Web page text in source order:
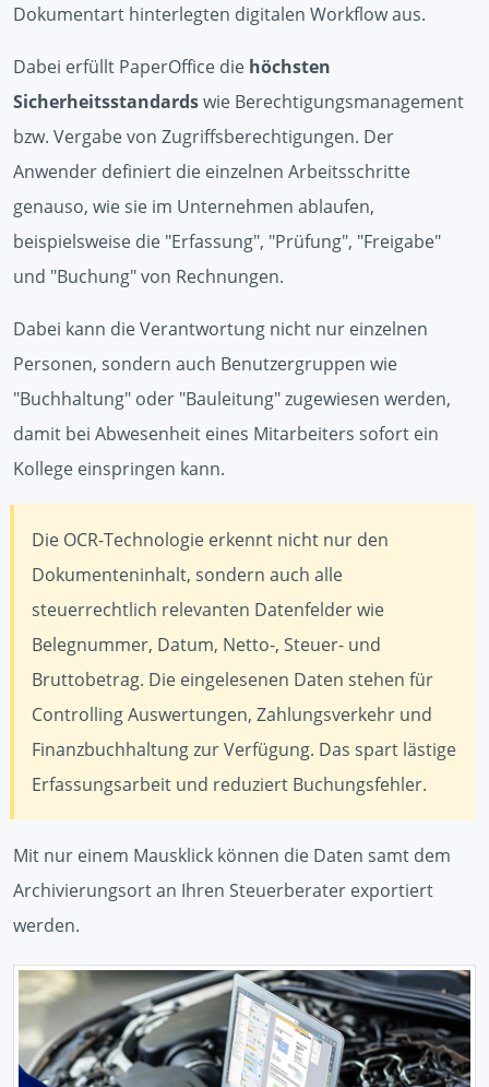
Dokumentart hinterlegten digitalen Workflow aus.
Dabei erfüllt PaperOffice die höchsten
Sicherheitsstandardswie Berechtigungsmanagement
bzw. Vergabe von Zugriffsberechtigungen. Der
Anwender definiert die einzelnen Arbeitsschritte
genauso, wie sie im Unternehmen ablaufen,
beispielsweise die "Erfassung", "Prüfung", "Freigabe"
und "Buchung" von Rechnungen.
Dabei kann die Verantwortung nicht nur einzelnen
Personen, sondern auch Benutzergruppen wie
"Buchhaltung" oder "Bauleitung" zugewiesen werden,
damit bei Abwesenheit eines Mitarbeiters sofort ein
Kollege einspringen kann.
Die OCR-Technologie erkennt nicht nur den
Dokumenteninhalt, sondern auch alle
steuerrechtlich relevanten Datenfelder wie
Belegnummer, Datum, Netto-, Steuer- und
Bruttobetrag. Die eingelesenen Daten stehen für
Controlling Auswertungen, Zahlungsverkehr und
Finanzbuchhaltung zur Verfügung. Das spart lästige
Erfassungsarbeit und reduziert Buchungsfehler.
Mit nur einem Mausklick können die Daten samt dem
Archivierungsort an Ihren Steuerberater exportiert
werden.